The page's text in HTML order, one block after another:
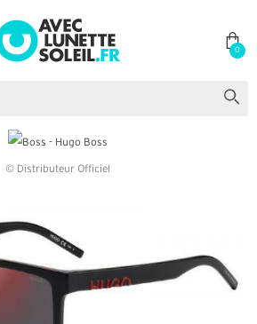
0
© Distributeur Officiel